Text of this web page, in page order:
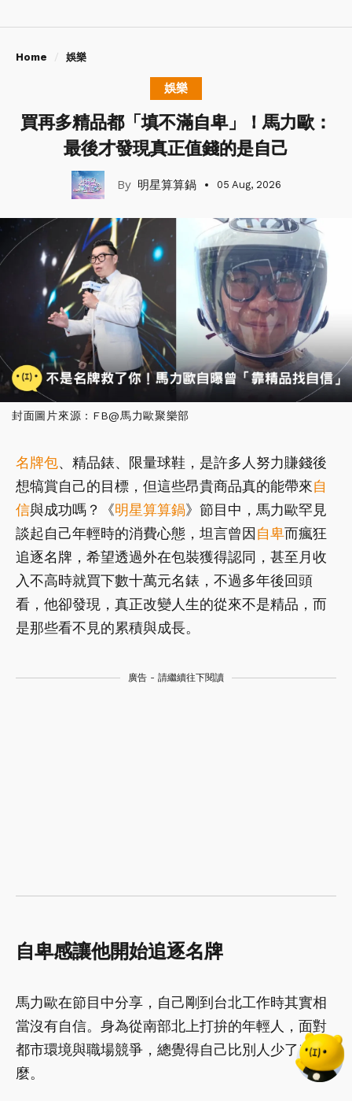
Home 娛樂
娛樂
買再多精品都「填不滿自卑」！馬力歐：
最後才發現真正值錢的是自己
明星算算鍋 05 Aug, 2026
封面圖片來源：FB@馬力歐聚樂部
名牌包、精品錶、限量球鞋，是許多人努力賺錢後
想犒賞自己的目標，但這些昂貴商品真的能帶來自
信與成功嗎？《明星算算鍋》節目中，馬力歐罕見
談起自己年輕時的消費心態，坦言曾因 自卑而瘋狂
追逐名牌，希望透過外在包裝獲得認同，甚至月收
入不高時就買下數十萬元名錶，不過多年後回頭
看，他卻發現，真正改變人生的從來不是精品，而
是那些看不見的累積與成長。
廣告 - 請繼續往下閱讀
自卑感讓他開始追逐名牌
馬力歐在節目中分享，自己剛到台北工作時其實相
當沒有自信。身為從南部北上打拚的年輕人，面對
都市環境與職場競爭，總覺得自己比別人少了些什
麼。